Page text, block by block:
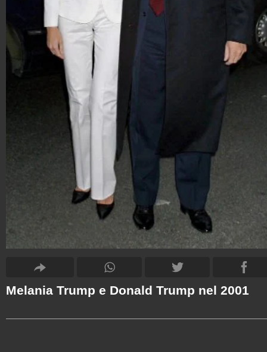
Melania Trump e Donald Trump nel 2001